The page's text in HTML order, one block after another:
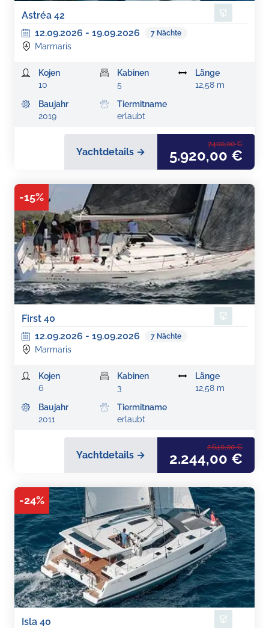
Astréa 42
12.09.2026 - 19.09.2026 7 Nächte
Marmaris
Kojen
10
Kabinen
5
Länge
12,58 m
Baujahr
2019
Tiermitname
erlaubt
Yachtdetails →
7.400,00 €
5.920,00 €
-15%
First 40
12.09.2026 - 19.09.2026 7 Nächte
Marmaris
Kojen
6
Kabinen
3
Länge
12,58 m
Baujahr
2011
Tiermitname
erlaubt
Yachtdetails →
2.640,00 €
2.244,00 €
-24%
Isla 40